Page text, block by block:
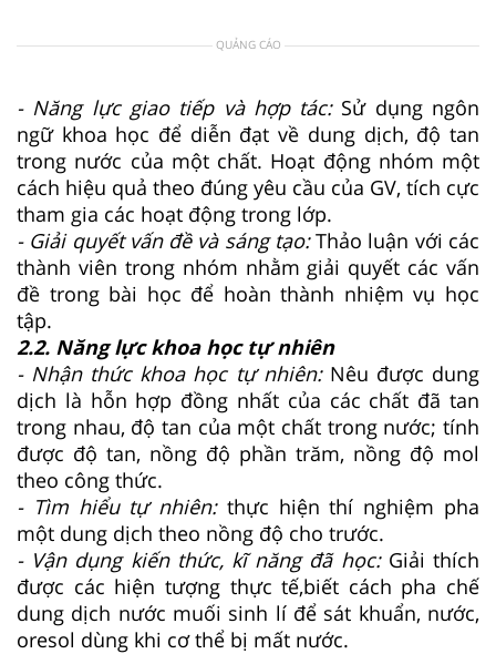
QUẢNG CÁO
- Năng lực giao tiếp và hợp tác: Sử dụng ngôn
ngữ khoa học để diễn đạt về dung dịch, độ tan
trong nước của một chất. Hoạt động nhóm một
cách hiệu quả theo đúng yêu cầu của GV, tích cực
tham gia các hoạt động trong lớp.
- Giải quyết vấn đề và sáng tạo:Thảo luận với các
thành viên trong nhóm nhằm giải quyết các vấn
đề trong bài học để hoàn thành nhiệm vụ học
tập.
2.2. Năng lực khoa học tự nhiên
- Nhận thức khoa học tự nhiên:Nêu được dung
dịch là hỗn hợp đồng nhất của các chất đã tan
trong nhau, độ tan của một chất trong nước; tính
được độ tan, nồng độ phần trăm, nồng độ mol
theo công thức.
- Tìm hiểu tự nhiên:thực hiện thí nghiệm pha
một dung dịch theo nồng độ cho trước.
- Vận dụng kiến thức, kĩ năng đã học:Giải thích
được các hiện tượng thực tế,biết cách pha chế
dung dịch nước muối sinh lí để sát khuẩn, nước,
oresol dùng khi cơ thể bị mất nước.